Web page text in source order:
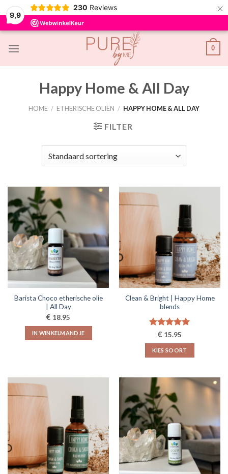
9,9
230 Reviews ×
Skip
0
Happy Home & All Day
HOME / ETHERISCHE OLIËN / HAPPY HOME & ALL DAY
FILTER
Barista Choco etherische olie
| All Day
€ 18.95
IN WINKELMANDJE
Clean & Bright | Happy Home
blends
Gewaardeerd
5.00uit 5
€ 15.95
KIES SOORT
heeft
meerdere
variaties.
Deze
optie
kan
gekozen
worden
op